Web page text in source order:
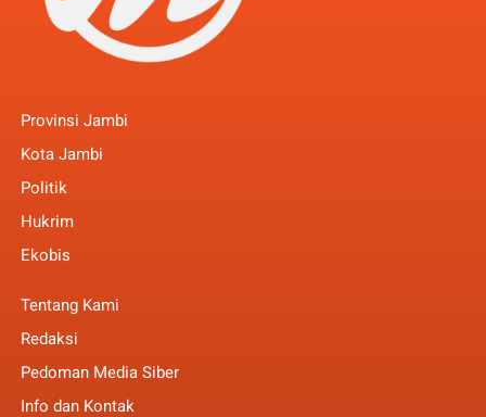
Provinsi Jambi
Kota Jambi
Politik
Hukrim
Ekobis
Tentang Kami
Redaksi
Pedoman Media Siber
Info dan Kontak